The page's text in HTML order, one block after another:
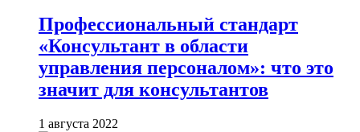
Профессиональный стандарт
«Консультант в области
управления персоналом»: что это
значит для консультантов
1 августа 2022